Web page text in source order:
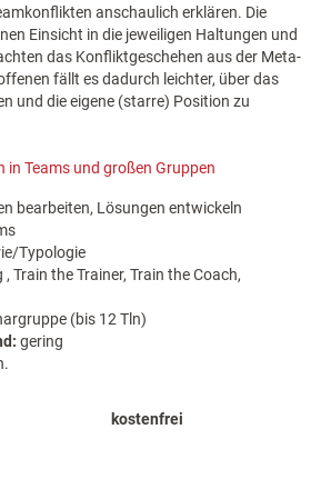
anschaulich erklären. Die
Einsicht in die jeweiligen Haltungen und
das Konfliktgeschehen aus der Meta-
fällt es dadurch leichter, über das
und die eigene (starre) Position zu
in Teams und großen Gruppen
bearbeiten, Lösungen entwickeln
Typologie
, Train the Trainer, Train the Coach,
(bis 12 Tln)
gering
kostenfrei